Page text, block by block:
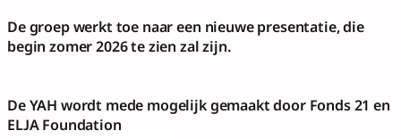
De groep werkt toe naar een nieuwe presentatie, die
begin zomer 2026 te zien zal zijn.
De YAH wordt mede mogelijk gemaakt door Fonds 21 en
ELJA Foundation